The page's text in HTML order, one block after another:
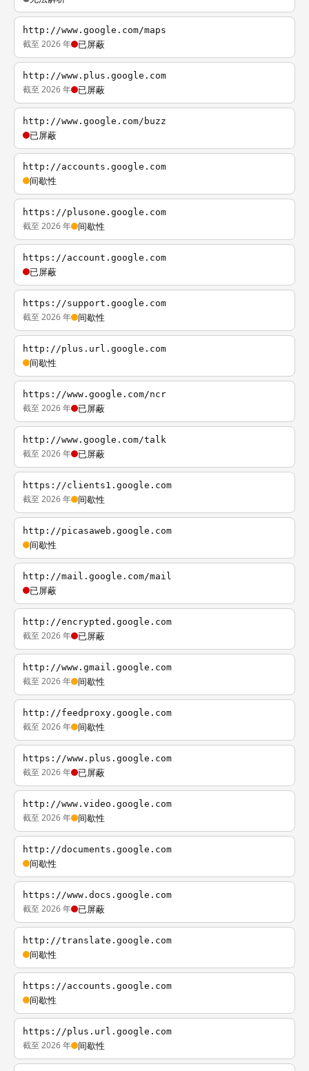
http://www.google.com/maps
截至 2026 年 已屏蔽
http://www.plus.google.com
截至 2026 年 已屏蔽
http://www.google.com/buzz
已屏蔽
http://accounts.google.com
间歇性
https://plusone.google.com
截至 2026 年 间歇性
https://account.google.com
已屏蔽
https://support.google.com
截至 2026 年 间歇性
http://plus.url.google.com
间歇性
https://www.google.com/ncr
截至 2026 年 已屏蔽
http://www.google.com/talk
截至 2026 年 已屏蔽
https://clients1.google.com
截至 2026 年 间歇性
http://picasaweb.google.com
间歇性
http://mail.google.com/mail
已屏蔽
http://encrypted.google.com
截至 2026 年 已屏蔽
http://www.gmail.google.com
截至 2026 年 间歇性
http://feedproxy.google.com
截至 2026 年 间歇性
https://www.plus.google.com
截至 2026 年 已屏蔽
http://www.video.google.com
截至 2026 年 间歇性
http://documents.google.com
间歇性
https://www.docs.google.com
截至 2026 年 已屏蔽
http://translate.google.com
间歇性
https://accounts.google.com
间歇性
https://plus.url.google.com
截至 2026 年 间歇性